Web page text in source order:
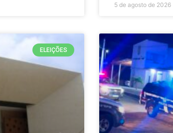
5 de agosto de 2026
ELEIÇÕES